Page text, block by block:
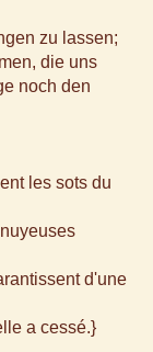
zu lassen;
die uns
noch den
les sots du
d'une
a cessé.}